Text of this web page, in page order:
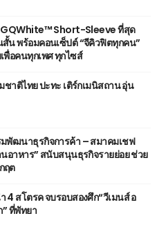
GQWhite™ Short-Sleeve ที่สุด
น พร้อมคอนเซ็ปต์ “จีคิวฟิตทุกคน”
พื่อคนทุกเพศ ทุกไซส์
ชาติไทย ปะทะ เติร์กเมนิสถาน อุ่น
พัฒนาธุรกิจการค้า – สมาคมเชฟ
อาหาร” สนับสนุนธุรกิจรายย่อย ช่วย
ฤต
4 สโตรค จบรอบสองศึก“วีเมนส์ อ
” ที่พัทยา